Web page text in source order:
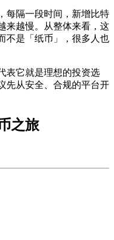
每隔一段时间，新增比特
来越慢。从整体来看，这
不是「纸币」，很多人也
表它就是理想的投资选
先从安全、合规的平台开
之旅